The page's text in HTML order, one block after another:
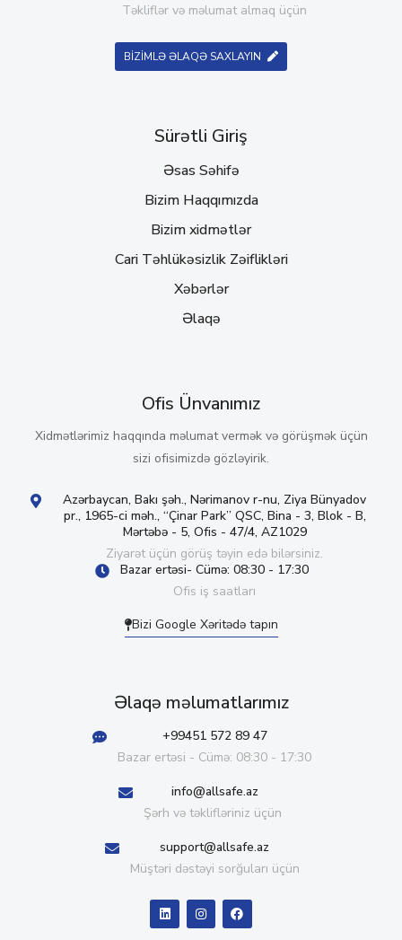
Təkliflər və məlumat almaq üçün
BİZİMLƏ ƏLAQƏ SAXLAYIN
Sürətli Giriş
Əsas Səhifə
Bizim Haqqımızda
Bizim xidmətlər
Cari Təhlükəsizlik Zəiflikləri
Xəbərlər
Əlaqə
Ofis Ünvanımız
Xidmətlərimiz haqqında məlumat vermək və görüşmək üçün
sizi ofisimizdə gözləyirik.
Azərbaycan, Bakı şəh., Nərimanov r-nu, Ziya Bünyadov
pr., 1965-ci məh., “Çinar Park” QSC, Bina - 3, Blok - B,
Mərtəbə - 5, Ofis - 47/4, AZ1029
Ziyarət üçün görüş təyin edə bilərsiniz.
Bazar ertəsi- Cümə: 08:30 - 17:30
Ofis iş saatları
Bizi Google Xəritədə tapın
Əlaqə məlumatlarımız
+99451 572 89 47
Bazar ertəsi - Cümə: 08:30 - 17:30
info@allsafe.az
Şərh və təklifləriniz üçün
support@allsafe.az
Müştəri dəstəyi sorğuları üçün